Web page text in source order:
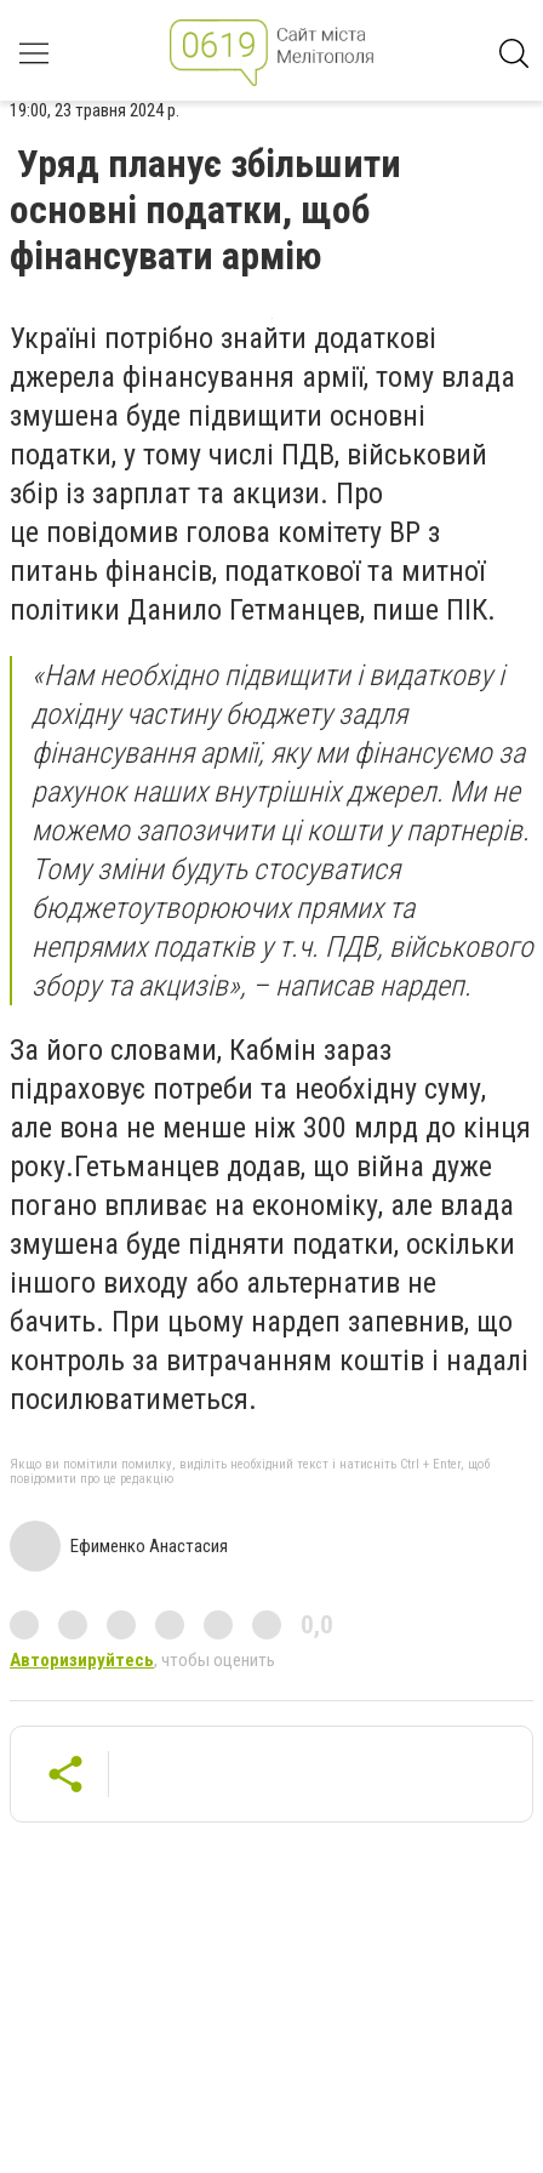
19:00, 23 травня 2024 р.
Уряд планує збільшити
основні податки, щоб
фінансувати армію
Україні потрібно знайти додаткові
джерела фінансування армії, тому влада
змушена буде підвищити основні
податки, у тому числі ПДВ, військовий
збір із зарплат та акцизи. Про
це повідомив голова комітету ВР з
питань фінансів, податкової та митної
політики Данило Гетманцев, пише ПІК.
«Нам необхідно підвищити і видаткову і
дохідну частину бюджету задля
фінансування армії, яку ми фінансуємо за
рахунок наших внутрішніх джерел. Ми не
можемо запозичити ці кошти у партнерів.
Тому зміни будуть стосуватися
бюджетоутворюючих прямих та
непрямих податків у т.ч. ПДВ, військового
збору та акцизів», – написав нардеп.
За його словами, Кабмін зараз
підраховує потреби та необхідну суму,
але вона не менше ніж 300 млрд до кінця
року.Гетьманцев додав, що війна дуже
погано впливає на економіку, але влада
змушена буде підняти податки, оскільки
іншого виходу або альтернатив не
бачить. При цьому нардеп запевнив, що
контроль за витрачанням коштів і надалі
посилюватиметься.
Якщо ви помітили помилку, виділіть необхідний текст і натисніть Ctrl + Enter, щоб
повідомити про це редакцію
Ефименко Анастасия
0,0
Авторизируйтесь, чтобы оценить